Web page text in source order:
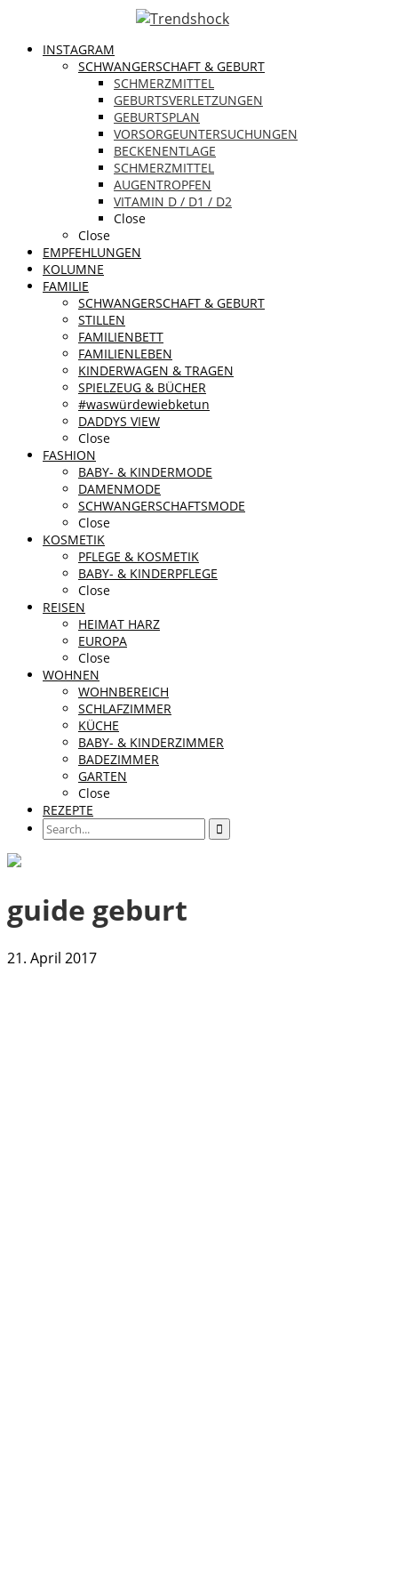
INSTAGRAM
SCHWANGERSCHAFT & GEBURT
SCHMERZMITTEL
GEBURTSVERLETZUNGEN
GEBURTSPLAN
VORSORGEUNTERSUCHUNGEN
BECKENENTLAGE
SCHMERZMITTEL
AUGENTROPFEN
VITAMIN D / D1 / D2
Close
Close
EMPFEHLUNGEN
KOLUMNE
FAMILIE
SCHWANGERSCHAFT & GEBURT
STILLEN
FAMILIENBETT
FAMILIENLEBEN
KINDERWAGEN & TRAGEN
SPIELZEUG & BÜCHER
#waswürdewiebketun
DADDYS VIEW
Close
FASHION
BABY- & KINDERMODE
DAMENMODE
SCHWANGERSCHAFTSMODE
Close
KOSMETIK
PFLEGE & KOSMETIK
BABY- & KINDERPFLEGE
Close
REISEN
HEIMAT HARZ
EUROPA
Close
WOHNEN
WOHNBEREICH
SCHLAFZIMMER
KÜCHE
BABY- & KINDERZIMMER
BADEZIMMER
GARTEN
Close
REZEPTE
guide geburt
21. April 2017